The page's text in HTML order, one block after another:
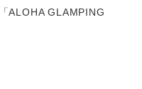
ALOHA GLAMPING